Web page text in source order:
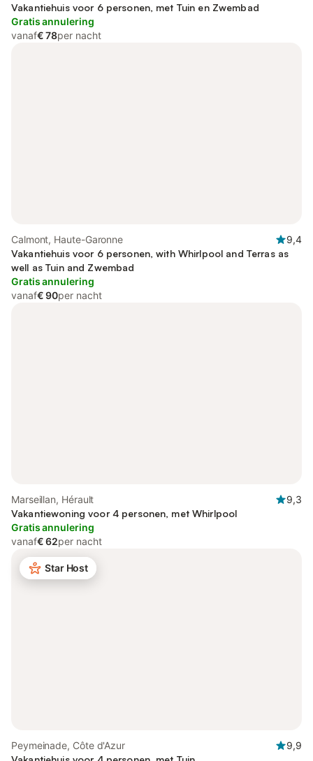
Vakantiehuis voor 6 personen, met Tuin en Zwembad
Gratis annulering
vanaf€ 78per nacht
Calmont, Haute-Garonne
9,4
Vakantiehuis voor 6 personen, with Whirlpool and Terras as
well as Tuin and Zwembad
Gratis annulering
vanaf€ 90per nacht
Marseillan, Hérault
9,3
Vakantiewoning voor 4 personen, met Whirlpool
Gratis annulering
vanaf€ 62per nacht
Star Host
Peymeinade, Côte d'Azur
9,9